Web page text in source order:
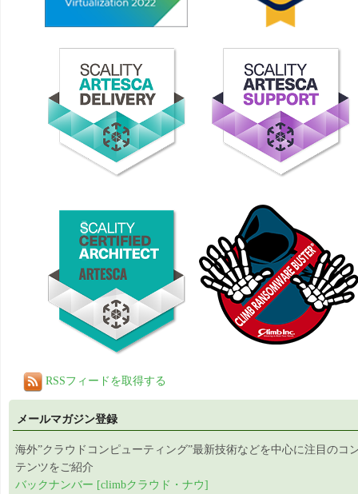
RSSフィードを取得する
メールマガジン登録
海外”クラウドコンピューティング”最新技術などを中心に注目のコ
テンツをご紹介
バックナンバー [climbクラウド・ナウ]